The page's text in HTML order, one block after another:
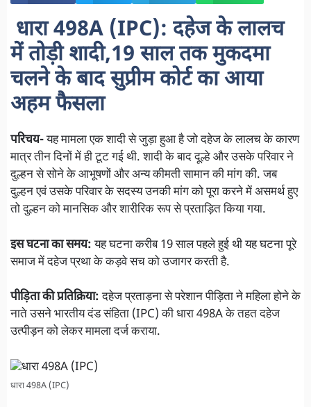
धारा 498A (IPC): दहेज के लालच
में तोड़ी शादी,19 साल तक मुकदमा
चलने के बाद सुप्रीम कोर्ट का आया
अहम फैसला
परिचय-यह मामला एक शादी से जुड़ा हुआ है जो दहेज के लालच के कारण
मात्र तीन दिनों में ही टूट गई थी. शादी के बाद दूल्हे और उसके परिवार ने
दुल्हन से सोने के आभूषणों और अन्य कीमती सामान की मांग की. जब
दुल्हन एवं उसके परिवार के सदस्य उनकी मांग को पूरा करने में असमर्थ हुए
तो दुल्हन को मानसिक और शारीरिक रूप से प्रताड़ित किया गया.
इस घटना का समय:यह घटना करीब 19 साल पहले हुई थी यह घटना पूरे
समाज में दहेज प्रथा के कड़वे सच को उजागर करती है.
पीड़िता की प्रतिक्रिया:दहेज प्रताड़ना से परेशान पीड़िता ने महिला होने के
नाते उसने भारतीय दंड संहिता (IPC) की धारा 498A के तहत दहेज
उत्पीड़न को लेकर मामला दर्ज कराया.
धारा 498A (IPC)